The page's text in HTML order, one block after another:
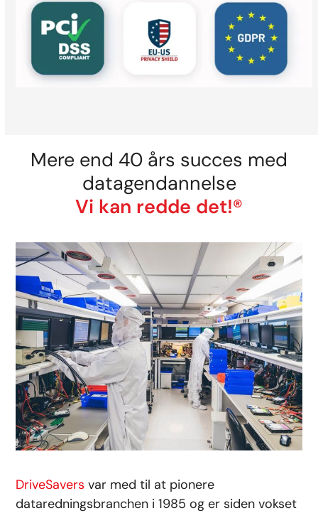
Mere end 40 års succes med
datagendannelse
Vi kan redde det!®
DriveSavers var med til at pionere
dataredningsbranchen i 1985 og er siden vokset